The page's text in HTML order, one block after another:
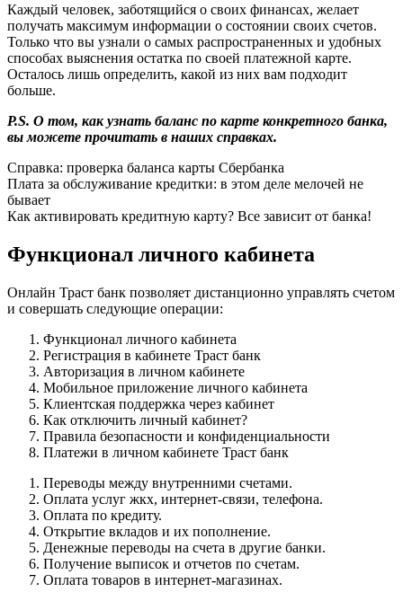
Каждый человек, заботящийся о своих финансах, желает
получать максимум информации о состоянии своих счетов.
Только что вы узнали о самых распространенных и удобных
способах выяснения остатка по своей платежной карте.
Осталось лишь определить, какой из них вам подходит
больше.
P.S. О том, как узнать баланс по карте конкретного банка,
вы можете прочитать в наших справках.
Справка: проверка баланса карты Сбербанка
Плата за обслуживание кредитки: в этом деле мелочей не
бывает
Как активировать кредитную карту? Все зависит от банка!
Функционал личного кабинета
Онлайн Траст банк позволяет дистанционно управлять счетом
и совершать следующие операции:
Функционал личного кабинета
Регистрация в кабинете Траст банк
Авторизация в личном кабинете
Мобильное приложение личного кабинета
Клиентская поддержка через кабинет
Как отключить личный кабинет?
Правила безопасности и конфиденциальности
Платежи в личном кабинете Траст банк
Переводы между внутренними счетами.
Оплата услуг жкх, интернет-связи, телефона.
Оплата по кредиту.
Открытие вкладов и их пополнение.
Денежные переводы на счета в другие банки.
Получение выписок и отчетов по счетам.
Оплата товаров в интернет-магазинах.